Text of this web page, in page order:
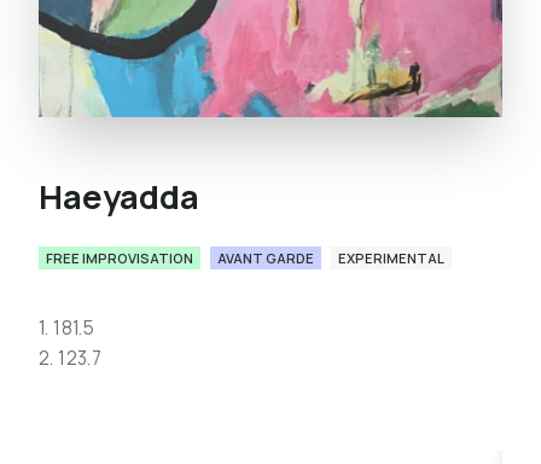
Haeyadda
FREE IMPROVISATION AVANT GARDE EXPERIMENTAL
1. 181.5
2. 123.7